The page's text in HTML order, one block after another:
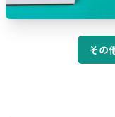
その